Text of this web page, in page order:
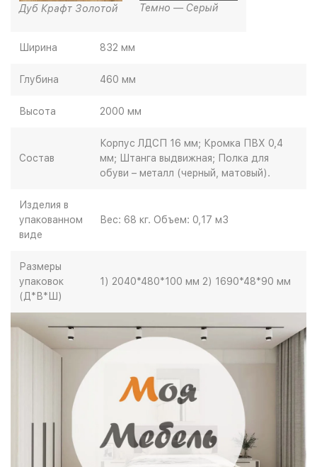
Дуб Крафт Золотой Темно — Серый
Ширина 832 мм
Глубина 460 мм
Высота 2000 мм
Состав
Корпус ЛДСП 16 мм; Кромка ПВХ 0,4
мм; Штанга выдвижная; Полка для
обуви – металл (черный, матовый).
Изделия в
упакованном
виде
Вес: 68 кг. Объем: 0,17 м3
Размеры
упаковок
(Д*В*Ш)
1) 2040*480*100 мм 2) 1690*48*90 мм